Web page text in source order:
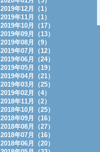
2019年12月（1）
2019年11月（1）
2019年10月（17）
2019年09月（13）
2019年08月（9）
2019年07月（12）
2019年06月（24）
2019年05月（19）
2019年04月（21）
2019年03月（25）
2019年02月（4）
2018年11月（2）
2018年10月（25）
2018年09月（16）
2018年08月（27）
2018年07月（16）
2018年06月（20）